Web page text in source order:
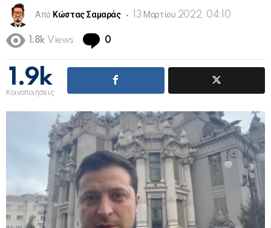
Από Κώστας Σαμαράς 13 Μαρτίου 2022, 04:10
1.8k Views 0
1.9k
Κοινοποιήσεις